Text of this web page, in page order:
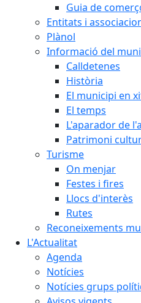
Guia de
Entitats i
Plànol
Informació del
Calldetenes
Història
El municipi en
El temps
L'aparador de
Patrimoni
Turisme
On menjar
Festes i fires
Llocs d'interès
Rutes
Reconeixements
L'Actualitat
Agenda
Notícies
Notícies grups